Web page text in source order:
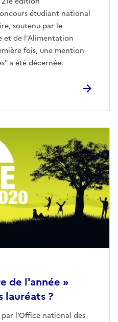
étudiant national
soutenu par le
et de l’Alimentation
fois, une mention
a été décernée.
de l'année »
lauréats ?
l’Office national des